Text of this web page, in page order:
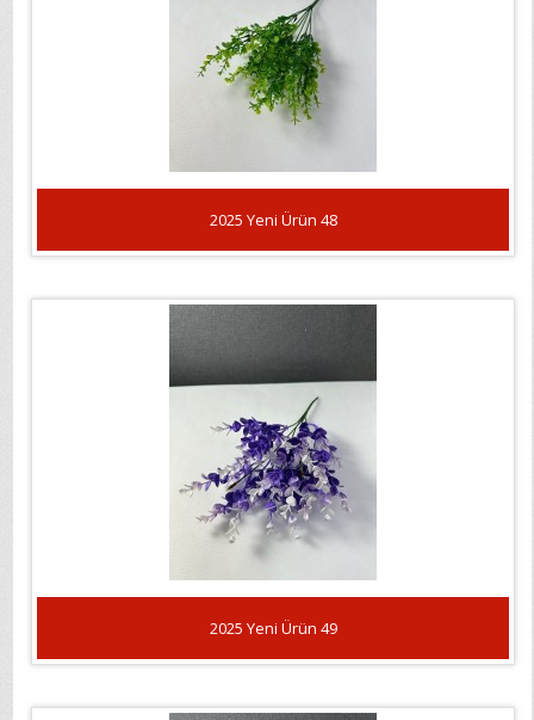
2025 Yeni Ürün 48
2025 Yeni Ürün 49